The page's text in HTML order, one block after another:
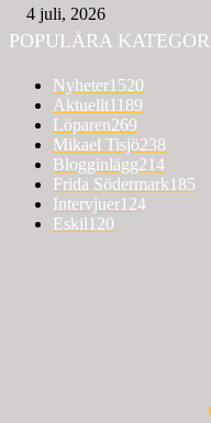
4 juli, 2026
POPULÄRA
Nyheter1520
Aktuellt1189
Löparen269
Mikael Tisjö238
Blogginlägg214
Frida Södermark185
Intervjuer124
Eskil120